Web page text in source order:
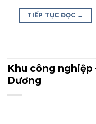
TIẾP TỤC ĐỌC →
Khu công
Dương